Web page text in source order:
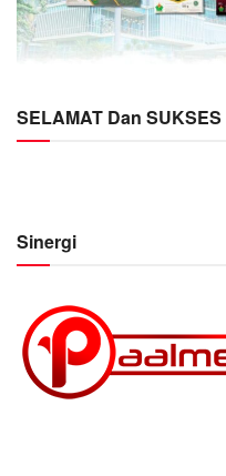
SELAMAT Dan SUKSES
Sinergi